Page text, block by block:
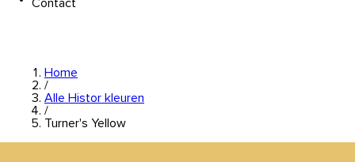
Contact
Home
/
Alle Histor kleuren
/
Turner's Yellow